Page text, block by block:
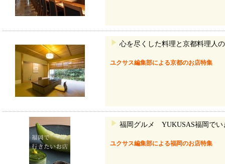
心を尽くした料理と京都料理人
ユクサス編集部による京都のお店特集
福岡グルメ YUKUSAS福岡でい
ユクサス編集部による福岡のお店特集